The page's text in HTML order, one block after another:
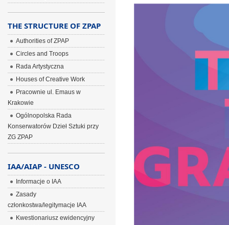
THE STRUCTURE OF ZPAP
Authorities of ZPAP
Circles and Troops
Rada Artystyczna
Houses of Creative Work
Pracownie ul. Emaus w
Krakowie
Ogólnopolska Rada
Konserwatorów Dzieł Sztuki przy
ZG ZPAP
IAA/AIAP - UNESCO
Informacje o IAA
Zasady
członkostwa/legitymacje IAA
Kwestionariusz ewidencyjny